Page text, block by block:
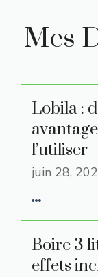
Mes
Lobila :
l’utiliser
juin 28,
Boire 3
effets